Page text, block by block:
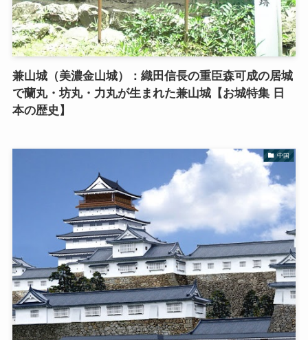
兼山城（美濃金山城）：織田信長の重臣森可成の居城
で蘭丸・坊丸・力丸が生まれた兼山城【お城特集 日
本の歴史】
中国